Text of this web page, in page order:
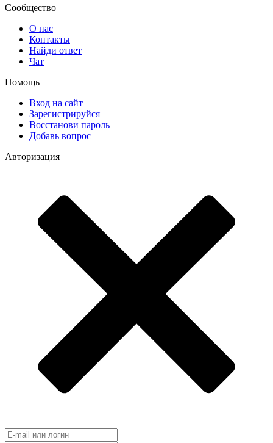
Сообщество
О нас
Контакты
Найди ответ
Чат
Помощь
Вход на сайт
Зарегистрируйся
Восстанови пароль
Добавь вопрос
Авторизация